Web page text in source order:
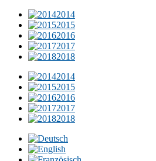
2014
2015
2016
2017
2018
2014
2015
2016
2017
2018